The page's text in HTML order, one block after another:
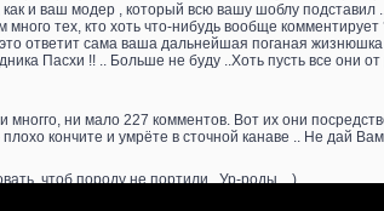
и ваш модер , который всю вашу шоблу подставил
много тех, кто хоть что-нибудь вообще
ответит сама ваша дальнейшая поганая
Пасхи !! .. Больше не буду ..Хоть пусть все они
ни мало 227 комментов. Вот их они
кончите и умрёте в сточной канаве .. Не дай Вам
чтоб породу не портили ..Ур-роды .. ) ..